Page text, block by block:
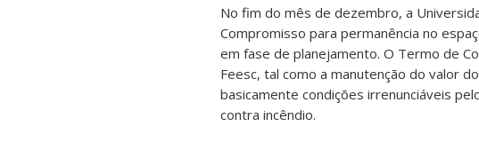
No fim do mês de dezembro, a
Compromisso para permanência no
em fase de planejamento. O Termo de
Feesc, tal como a manutenção do valor
basicamente condições irrenunciáveis
contra incêndio.